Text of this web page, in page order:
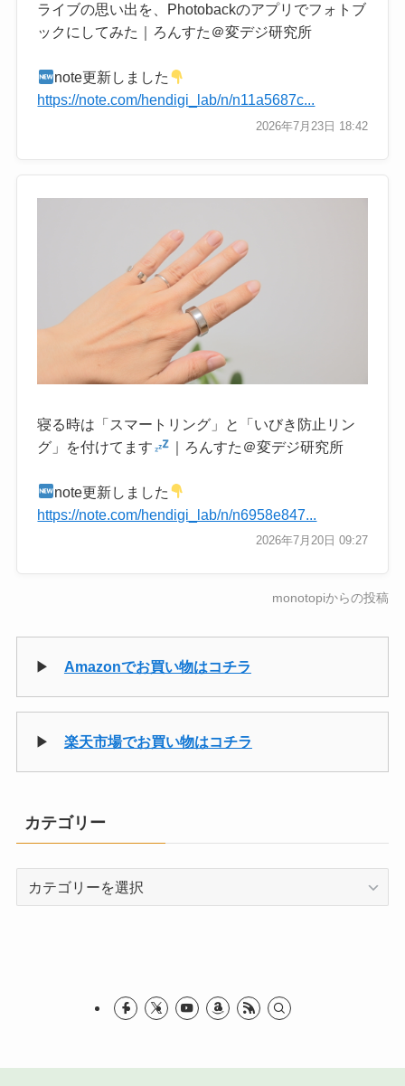
ライブの思い出を、Photobackのアプリでフォトブ
ックにしてみた｜ろんすた＠変デジ研究所
note更新しました
https://note.com/hendigi_lab/n/n11a5687c...
2026年7月23日 18:42
寝る時は「スマートリング」と「いびき防止リン
グ」を付けてます
｜ろんすた＠変デジ研究所
note更新しました
https://note.com/hendigi_lab/n/n6958e847...
2026年7月20日 09:27
monotopiからの投稿
▶ Amazonでお買い物はコチラ
▶ 楽天市場でお買い物はコチラ
カテゴリー